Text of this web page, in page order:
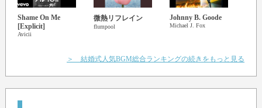
Shame On Me
[Explicit]
Avicii
微熱リフレイン
flumpool
Johnny B. Goode
Michael J. Fox
＞ 結婚式人気BGM総合ランキングの続きをもっと見る